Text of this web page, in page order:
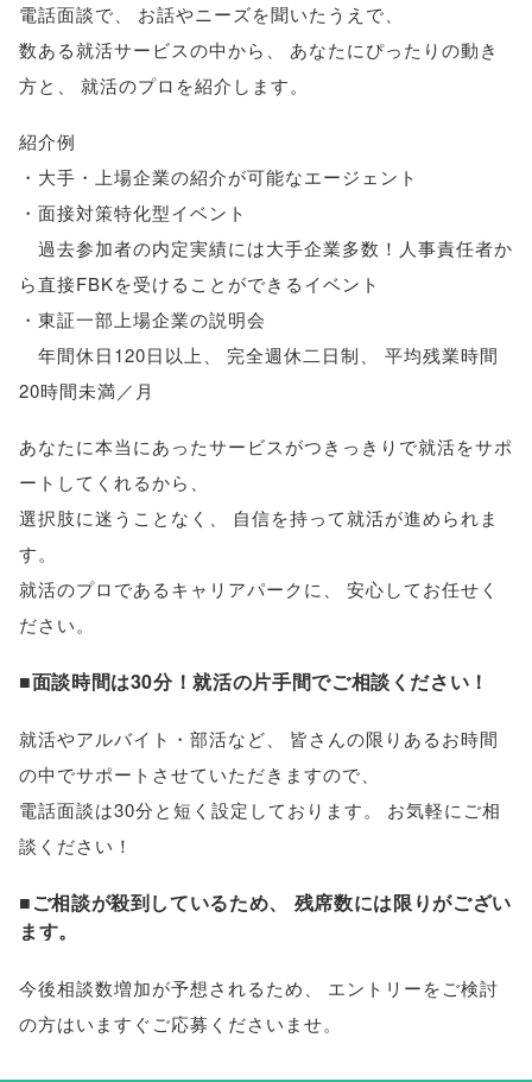
電話面談で お話やニーズを聞いたうえで
数ある就活サービスの中から
あなたにぴったりの動き
方と
就活のプロを紹介します。
紹介例
・大手・上場企業の紹介が可能なエージェント
・面接対策特化型イベント
過去参加者の内定実績には大手企業多数！人事責任者か
ら直接FBKを受けることができるイベント
・東証一部上場企業の説明会
年間休日120日以上
完全週休二日制
平均残業時間
20時間未満／月
あなたに本当にあったサービスがつきっきりで就活をサポ
ートしてくれるから
選択肢に迷うことなく
自信を持って就活が進められま
す。
就活のプロであるキャリアパークに
安心してお任せく
ださい。
■面談時間は30分！就活の片手間でご相談ください！
就活やアルバイト・部活など
皆さんの限りあるお時間
の中でサポートさせていただきますので
電話面談は30分と短く設定しております。
お気軽にご相
談ください！
■ご相談が殺到しているため、
残席数には限りがござい
ます。
今後相談数増加が予想されるため
エントリーをご検討
の方はいますぐご応募くださいませ。